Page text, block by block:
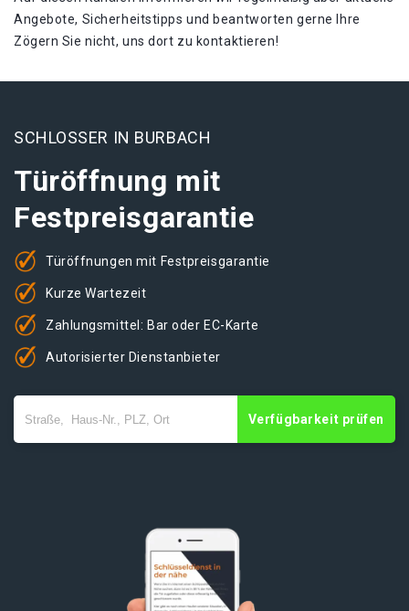
Angebote, Sicherheitstipps und beantworten gerne Ihre
Zögern Sie nicht, uns dort zu kontaktieren!
SCHLOSSER IN BURBACH
Türöffnung mit
Festpreisgarantie
Türöffnungen mit Festpreisgarantie
Kurze Wartezeit
Zahlungsmittel: Bar oder EC-Karte
Autorisierter Dienstanbieter
Verfügbarkeit prüfen